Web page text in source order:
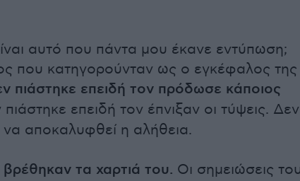
αυτό που πάντα μου έκανε εντύπωση;
που κατηγορούνταν ως ο εγκέφαλος της
πιάστηκε επειδή τον πρόδωσε κάποιος
επειδή τον έπνιξαν οι τύψεις. Δεν
αποκαλυφθεί η αλήθεια.
βρέθηκαν τα χαρτιά του. Οι σημειώσεις